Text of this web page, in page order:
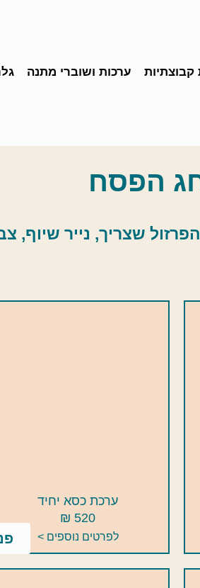
קבוצתיות ערכות ושוברי מתנה
הפסח
שצריך, נייר שיוף,
ערכת כסא יחיד
520 ₪
לפרטים נוספים >